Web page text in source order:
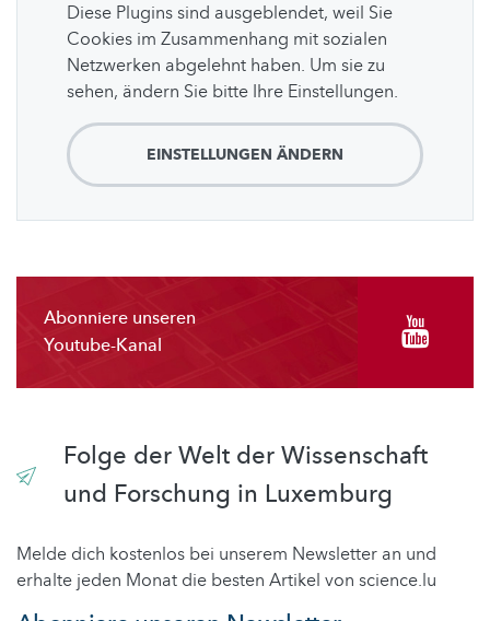
Diese Plugins sind ausgeblendet, weil Sie
Cookies im Zusammenhang mit sozialen
Netzwerken abgelehnt haben. Um sie zu
sehen, ändern Sie bitte Ihre Einstellungen.
EINSTELLUNGEN ÄNDERN
Abonniere unseren
Youtube-Kanal
Folge der Welt der Wissenschaft
und Forschung in Luxemburg
Melde dich kostenlos bei unserem Newsletter an und
erhalte jeden Monat die besten Artikel von science.lu